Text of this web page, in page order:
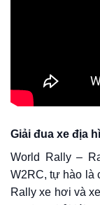
Giải đua xe địa
World Rally –
W2RC, tự hào là
Rally xe hơi và